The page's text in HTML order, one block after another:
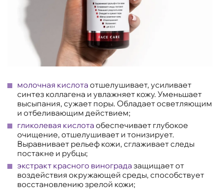
молочная кислота отшелушивает, усиливает
синтез коллагена и увлажняет кожу. Уменьшает
высыпания, сужает поры. Обладает осветляющим
и отбеливающим действием;
гликолевая кислота обеспечивает глубокое
очищение, отшелушивает и тонизирует.
Выравнивает рельеф кожи, сглаживает следы
постакне и рубцы;
экстракт красного винограда защищает от
воздействия окружающей среды, способствует
восстановлению зрелой кожи;